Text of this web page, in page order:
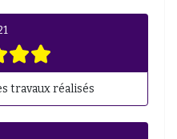
travaux réalisés